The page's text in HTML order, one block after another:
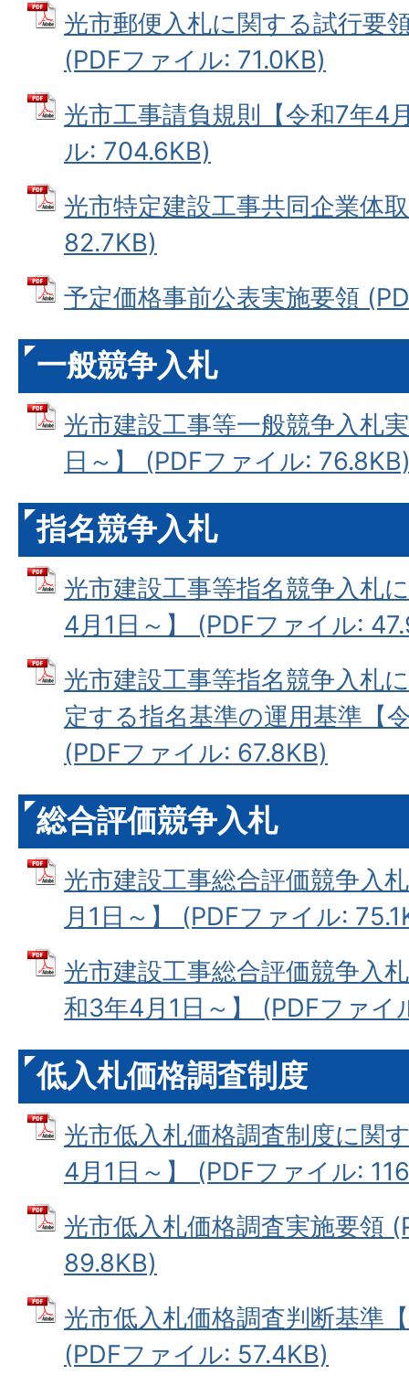
光市郵便入札に関する試行要
(PDFファイル: 71.0KB)
光市工事請負規則【令和7年4
ル: 704.6KB)
光市特定建設工事共同企業体
82.7KB)
予定価格事前公表実施要領
一般競争入札
光市建設工事等一般競争入札
日～】 (PDFファイル:
指名競争入札
光市建設工事等指名競争入札
4月1日～】 (PDFファイル:
光市建設工事等指名競争入札
定する指名基準の運用基準【
(PDFファイル: 67.8KB)
総合評価競争入札
光市建設工事総合評価競争入
月1日～】 (PDFファイル:
光市建設工事総合評価競争入
和3年4月1日～】 (PDFファイ
低入札価格調査制度
光市低入札価格調査制度に関
4月1日～】 (PDFファイル:
光市低入札価格調査実施要領
89.8KB)
光市低入札価格調査判断基準
(PDFファイル: 57.4KB)